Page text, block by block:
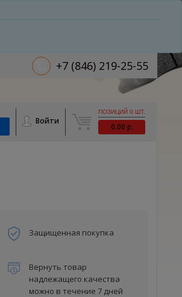
+7 (846) 219-25-55
Войти
ПОЗИЦИЙ 0 ШТ.
0.00 р.
Защищенная покупка
Вернуть товар
надлежащего качества
можно в течение 7 дней